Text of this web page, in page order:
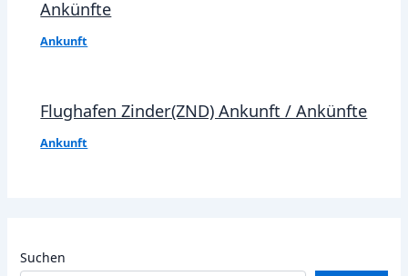
Ankünfte
Ankunft
Flughafen Zinder(ZND) Ankunft / Ankünfte
Ankunft
Suchen